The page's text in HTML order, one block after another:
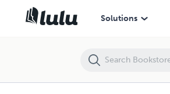
Solutions
СИМВОЛИКА ДЕНЕГ